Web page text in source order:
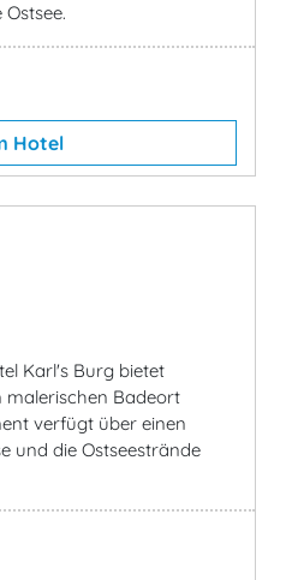
Hotel
Karl's Burg bietet
Badeort
verfügt über einen
und die Ostseestrände